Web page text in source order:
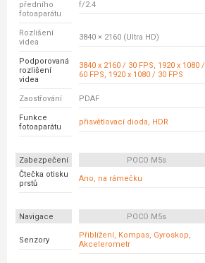
předního
fotoaparátu
f/2.4
Rozlišení
videa
3840 × 2160 (Ultra HD)
Podporovaná
rozlišení
videa
3840 x 2160 / 30 FPS, 1920 x 1080 /
60 FPS, 1920 x 1080 / 30 FPS
Zaostřování PDAF
Funkce
fotoaparátu
přisvětlovací dioda, HDR
Zabezpečení POCO M5s
Čtečka otisku
prstů
Ano, na rámečku
Navigace POCO M5s
Senzory
Přiblížení, Kompas, Gyroskop,
Akcelerometr